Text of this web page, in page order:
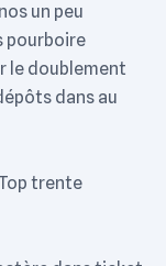
un peu
pourboire
le doublement
dans au